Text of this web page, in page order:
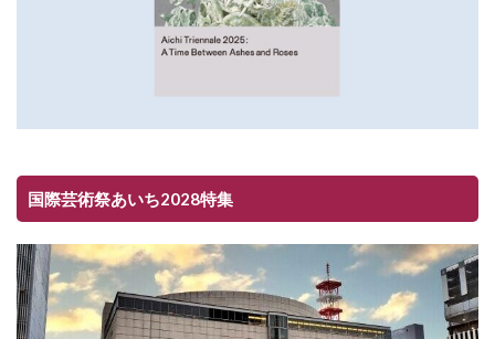
国際芸術祭あいち2028特集